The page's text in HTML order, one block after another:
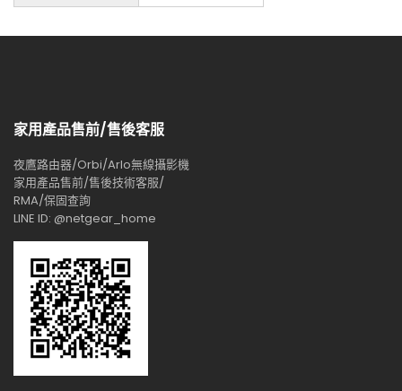
家用產品售前/售後客服
夜鷹路由器/Orbi/Arlo無線攝影機
家用產品售前/售後技術客服/
RMA/保固查詢
LINE ID: @netgear_home